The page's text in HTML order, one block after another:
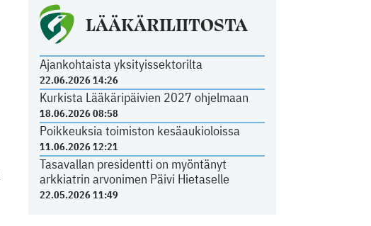
LÄÄKÄRILIITOSTA
Ajankohtaista yksityissektorilta
22.06.2026 14:26
Kurkista Lääkäripäivien 2027 ohjelmaan
18.06.2026 08:58
Poikkeuksia toimiston kesäaukioloissa
11.06.2026 12:21
Tasavallan presidentti on myöntänyt
arkkiatrin arvonimen Päivi Hietaselle
22.05.2026 11:49